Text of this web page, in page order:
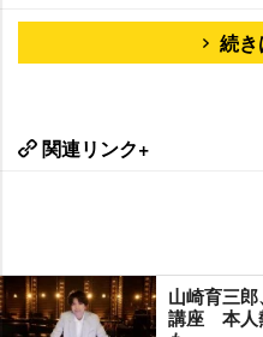
続き
関連リンク+
山崎育三
講座 本人